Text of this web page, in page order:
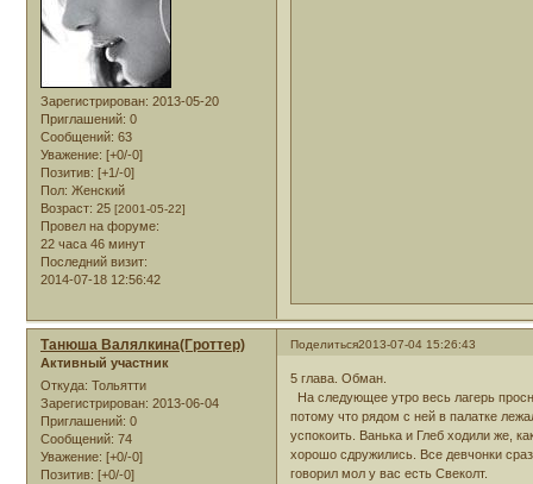
Зарегистрирован: 2013-05-20
Приглашений: 0
Сообщений: 63
Уважение: [+0/-0]
Позитив: [+1/-0]
Пол: Женский
Возраст: 25 [2001-05-22]
Провел на форуме:
22 часа 46 минут
Последний визит:
2014-07-18 12:56:42
Поделиться2013-07-04 15:26:43
Танюша Валялкина(Гроттер)
Активный участник
Откуда: Тольятти
Зарегистрирован: 2013-06-04
Приглашений: 0
Сообщений: 74
Уважение: [+0/-0]
Позитив: [+0/-0]
5 глава. Обман.
На следующее утро весь лагерь
потому что рядом с ней в палатке
успокоить. Ванька и Глеб ходили же,
хорошо сдружились. Все девчонки
говорил мол у вас есть Свеколт.